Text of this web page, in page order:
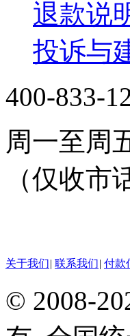
退款说
投诉与
400-833-
周一至周
（仅收市
关于我们| 联系我们| 付款
© 2008-